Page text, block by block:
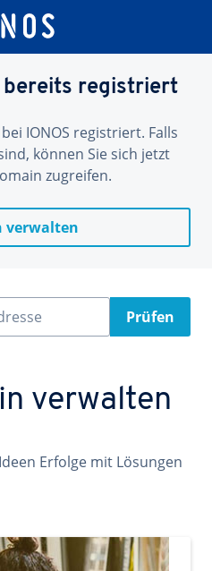
bereits registriert
IONOS registriert. Falls
können Sie sich jetzt
zugreifen.
verwalten
Prüfen
verwalten
Erfolge mit Lösungen